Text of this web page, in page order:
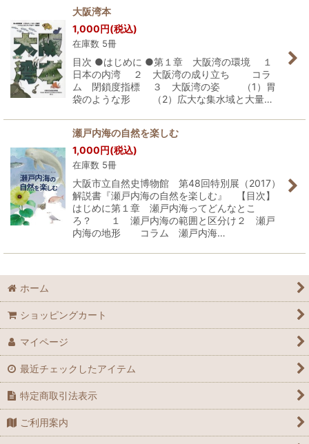
大阪湾本
1,000円(税込)
在庫数 5冊
目次 ●はじめに ●第１章 大阪湾の環境 １
日本の内湾 ２ 大阪湾の成り立ち コラ
ム 閉鎖度指標 ３ 大阪湾の姿 （1）胃
袋のような形 （2）広大な集水域と大量…
瀬戸内海の自然を楽しむ
1,000円(税込)
在庫数 5冊
大阪市立自然史博物館 第48回特別展（2017）
解説書『瀬戸内海の自然を楽しむ』 【目次】
はじめに第１章 瀬戸内海ってどんなとこ
ろ？ １ 瀬戸内海の範囲と区分け２ 瀬戸
内海の地形 コラム 瀬戸内海…
ホーム
ショッピングカート
マイページ
最近チェックしたアイテム
特定商取引法表示
ご利用案内